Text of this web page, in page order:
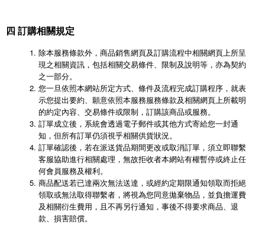
四 訂購相關規定
除本服務條款外，商品銷售網頁及訂購流程中相關網頁上所呈
現之相關資訊，包括相關交易條件、限制及說明等，亦為契約
之一部分。
您一旦依照本網站所定方式、條件及流程完成訂購程序，就表
示您提出要約、願意依照本服務服務條款及相關網頁上所載明
的約定內容、交易條件或限制，訂購該商品或服務。
訂單成立後，系統會透過電子郵件或其他方式寄給您一封通
知，但所有訂單仍須視乎相關供貨狀況。
訂單確認後，若在派送貨品期間更改或取消訂單，須立即聯繫
客服協助進行相關處理，無故拒收者本網站有權暫停或終止任
何會員服務及權利。
商品配送若已達兩次無法送達，或經約定期限通知領取而拒絕
領取或無法取得聯繫者，將視為您同意拋棄物品，並負擔運費
及相關衍生費用，且不再另行通知，事後不得要求商品、退
款、損害賠償。